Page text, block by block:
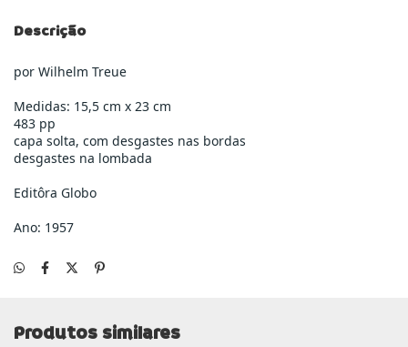
Descrição
por Wilhelm Treue
Medidas: 15,5 cm x 23 cm
483 pp
capa solta, com desgastes nas bordas
desgastes na lombada
Editôra Globo
Ano: 1957
Produtos similares